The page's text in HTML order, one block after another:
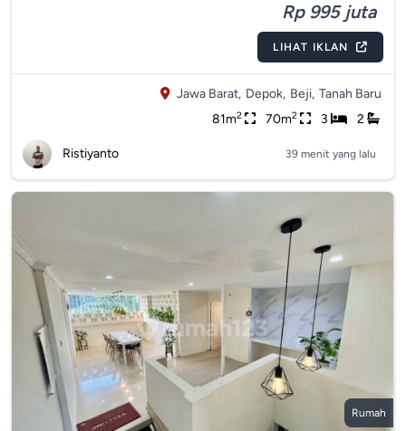
Rp 995 juta
LIHAT IKLAN
Jawa Barat, Depok, Beji, Tanah Baru
81m2 70m2 3 2
Ristiyanto 39 menit yang lalu
Rumah